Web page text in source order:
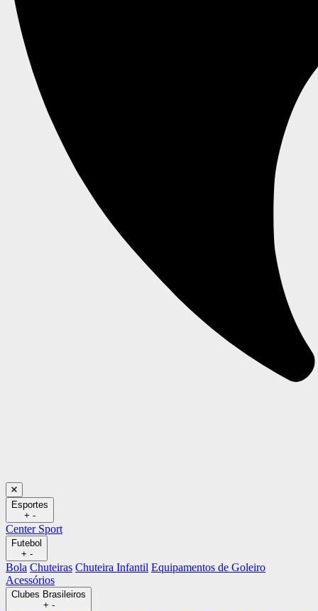
Esportes
+ -
Center Sport
Futebol
+ -
Bola Chuteiras Chuteira Infantil Equipamentos de Goleiro
Acessórios
Clubes Brasileiros
+ -